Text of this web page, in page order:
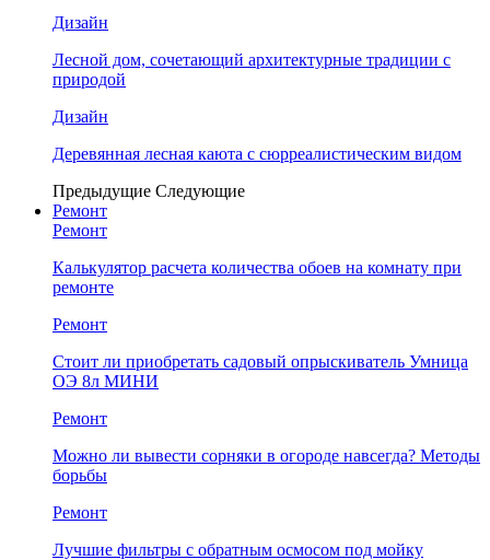
Дизайн
Лесной дом, сочетающий архитектурные традиции с
природой
Дизайн
Деревянная лесная каюта с сюрреалистическим видом
Предыдущие Следующие
Ремонт
Ремонт
Калькулятор расчета количества обоев на комнату при
ремонте
Ремонт
Стоит ли приобретать садовый опрыскиватель Умница
ОЭ 8л МИНИ
Ремонт
Можно ли вывести сорняки в огороде навсегда? Методы
борьбы
Ремонт
Лучшие фильтры с обратным осмосом под мойку